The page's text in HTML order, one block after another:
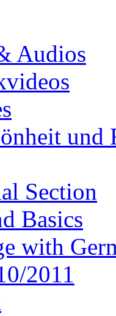
Audios
und
Section
Basics
with
2011